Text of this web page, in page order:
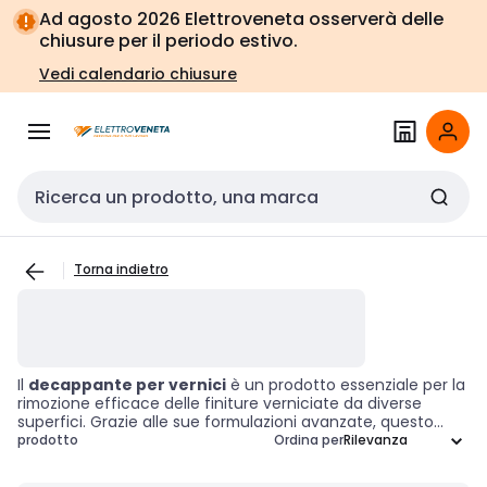
Vai alla
navigazione
Vai
alla
pagina
Ad agosto 2026 Elettroveneta osserverà delle
chiusure per il periodo estivo.
Vedi calendario chiusure
Cerca input
Torna indietro
Il decappante per vernici è un prodotto essenziale per la
rimozione efficace delle finiture verniciate da diverse
superfici. Grazie alle sue formulazioni avanzate, questo
strumento consente di dissolvere e sollevare le vernici,
prodotto Ordina per